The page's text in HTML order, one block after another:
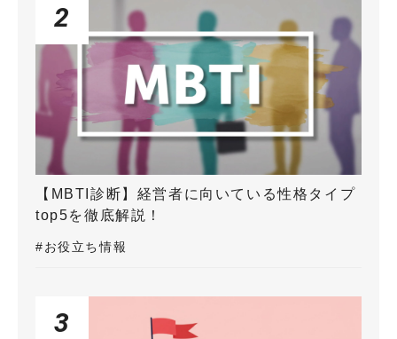
2
【MBTI診断】経営者に向いている性格タイプ
top5を徹底解説！
#お役立ち情報
3